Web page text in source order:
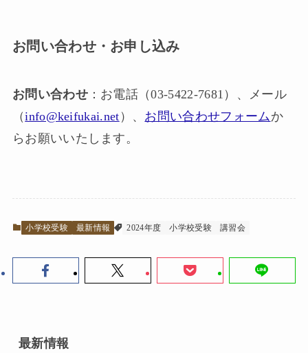
お問い合わせ・お申し込み
お問い合わせ：お電話（03-5422-7681）、メール
（info@keifukai.net ）、 お問い合わせフォーム か
らお願いいたします。
小学校受験 最新情報 2024年度 小学校受験 講習会
最新情報